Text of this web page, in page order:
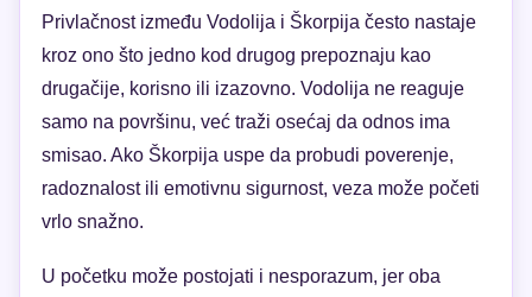
Privlačnost između Vodolija i Škorpija često nastaje
kroz ono što jedno kod drugog prepoznaju kao
drugačije, korisno ili izazovno. Vodolija ne reaguje
samo na površinu, već traži osećaj da odnos ima
smisao. Ako Škorpija uspe da probudi poverenje,
radoznalost ili emotivnu sigurnost, veza može početi
vrlo snažno.
U početku može postojati i nesporazum, jer oba